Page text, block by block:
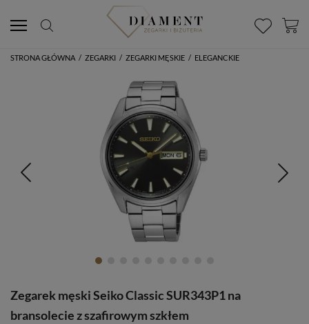
STRONA GŁÓWNA / ZEGARKI / ZEGARKI MĘSKIE / ELEGANCKIE
Zegarek męski Seiko Classic SUR343P1 na
bransolecie z szafirowym szkłem